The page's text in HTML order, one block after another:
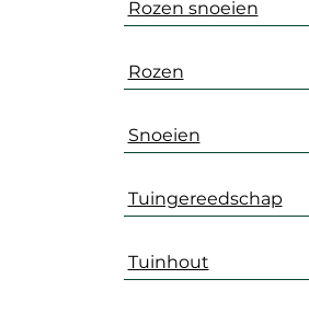
Rozen snoeien
Rozen
Snoeien
Tuingereedschap
Tuinhout